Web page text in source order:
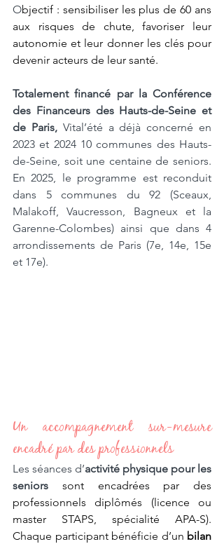
Objectif : sensibiliser les plus de 60 ans
aux risques de chute, favoriser leur
autonomie et leur donner les clés pour
devenir acteurs de leur santé.
Totalement financé par la Conférence
des Financeurs des Hauts-de-Seine et
de Paris, Vital’été a déjà concerné en
2023 et 2024 10 communes des Hauts-
de-Seine, soit une centaine de seniors.
En 2025, le programme est reconduit
dans 5 communes du 92 (Sceaux,
Malakoff, Vaucresson, Bagneux et la
Garenne-Colombes) ainsi que dans 4
arrondissements de Paris (7e, 14e, 15e
et 17e).
Un accompagnement sur-mesure
encadré par des professionnels
Les séances d’activité physique pour les
seniors
sont encadrées par des
professionnels diplômés (licence ou
master STAPS, spécialité APA-S).
Chaque participant bénéficie d’un bilan